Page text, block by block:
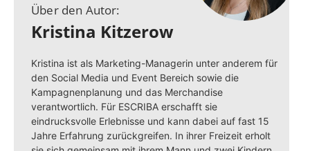
Über den Autor:
Kristina Kitzerow
Kristina ist als Marketing-Managerin unter anderem für
den Social Media und Event Bereich sowie die
Kampagnenplanung und das Merchandise
verantwortlich. Für ESCRIBA erschafft sie
eindrucksvolle Erlebnisse und kann dabei auf fast 15
Jahre Erfahrung zurückgreifen. In ihrer Freizeit erholt